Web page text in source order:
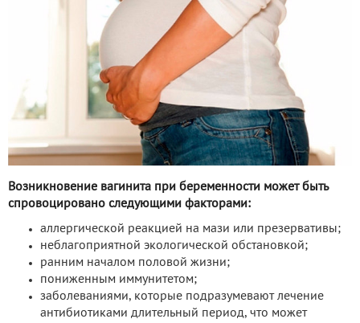
Возникновение вагинита при беременности может быть
спровоцировано следующими факторами:
аллергической реакцией на мази или презервативы;
неблагоприятной экологической обстановкой;
ранним началом половой жизни;
пониженным иммунитетом;
заболеваниями, которые подразумевают лечение
антибиотиками длительный период, что может